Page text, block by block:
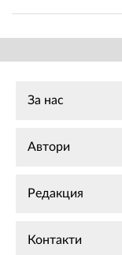
За нас
Автори
Редакция
Контакти